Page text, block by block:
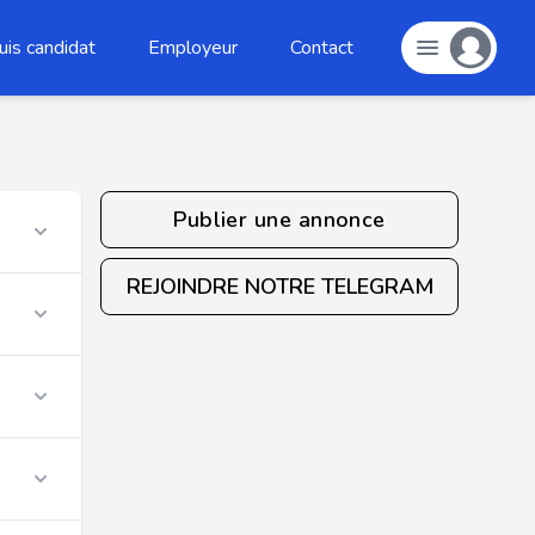
candidat Employeur Contact
Publier une annonce
REJOINDRE NOTRE TELEGRAM